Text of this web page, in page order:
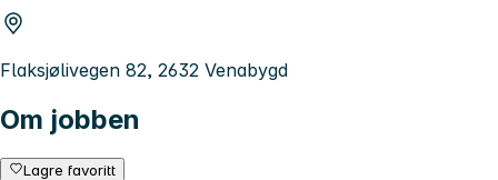
Flaksjølivegen 82, 2632 Venabygd
Om jobben
Lagre favoritt